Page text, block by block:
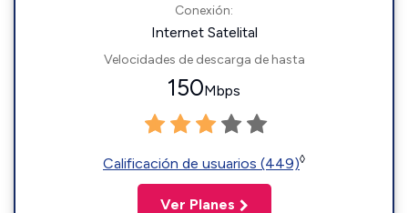
Conexión:
Internet Satelital
Velocidades de descarga de hasta
150Mbps
Calificación de usuarios (449)◊
Ver Planes